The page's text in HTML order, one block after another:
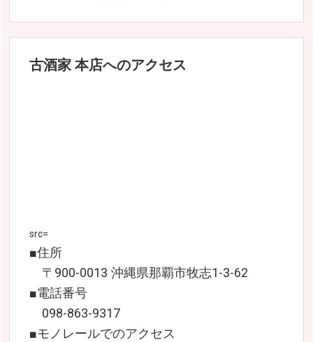
古酒家 本店へのアクセス
src=
■住所
〒900-0013 沖縄県那覇市牧志1-3-62
■電話番号
098-863-9317
■モノレールでのアクセス